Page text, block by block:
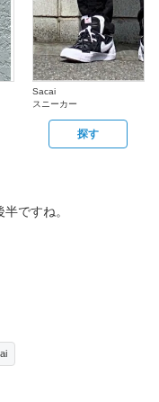
Sacai
スニーカー
探す
ですね。